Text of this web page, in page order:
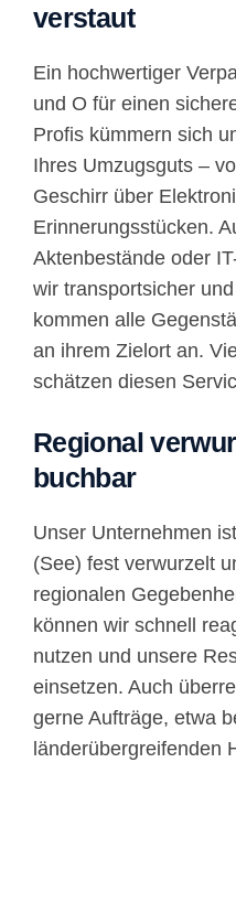
verstaut
Ein hochwertiger
und O für einen
Profis kümmern sich
Ihres Umzugsguts –
Geschirr über
Erinnerungsstücken.
Aktenbestände oder
wir transportsicher
kommen alle
an ihrem Zielort an.
schätzen diesen
Regional
buchbar
Unser Unternehmen
(See) fest verwurzelt
regionalen
können wir schnell
nutzen und unsere
einsetzen. Auch
gerne Aufträge, etwa
länderübergreifenden